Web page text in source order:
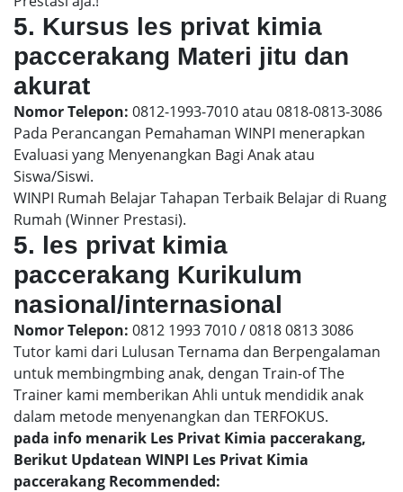
5. Kursus les privat kimia
paccerakang Materi jitu dan
akurat
Nomor Telepon: 0812-1993-7010 atau 0818-0813-3086
Pada Perancangan Pemahaman WINPI menerapkan
Evaluasi yang Menyenangkan Bagi Anak atau
Siswa/Siswi.
WINPI Rumah Belajar Tahapan Terbaik Belajar di Ruang
Rumah (Winner Prestasi).
5. les privat kimia
paccerakang Kurikulum
nasional/internasional
Nomor Telepon: 0812 1993 7010 / 0818 0813 3086
Tutor kami dari Lulusan Ternama dan Berpengalaman
untuk membingmbing anak, dengan Train-of The
Trainer kami memberikan Ahli untuk mendidik anak
dalam metode menyenangkan dan TERFOKUS.
pada info menarik Les Privat Kimia paccerakang,
Berikut Updatean WINPI Les Privat Kimia
paccerakang Recommended: